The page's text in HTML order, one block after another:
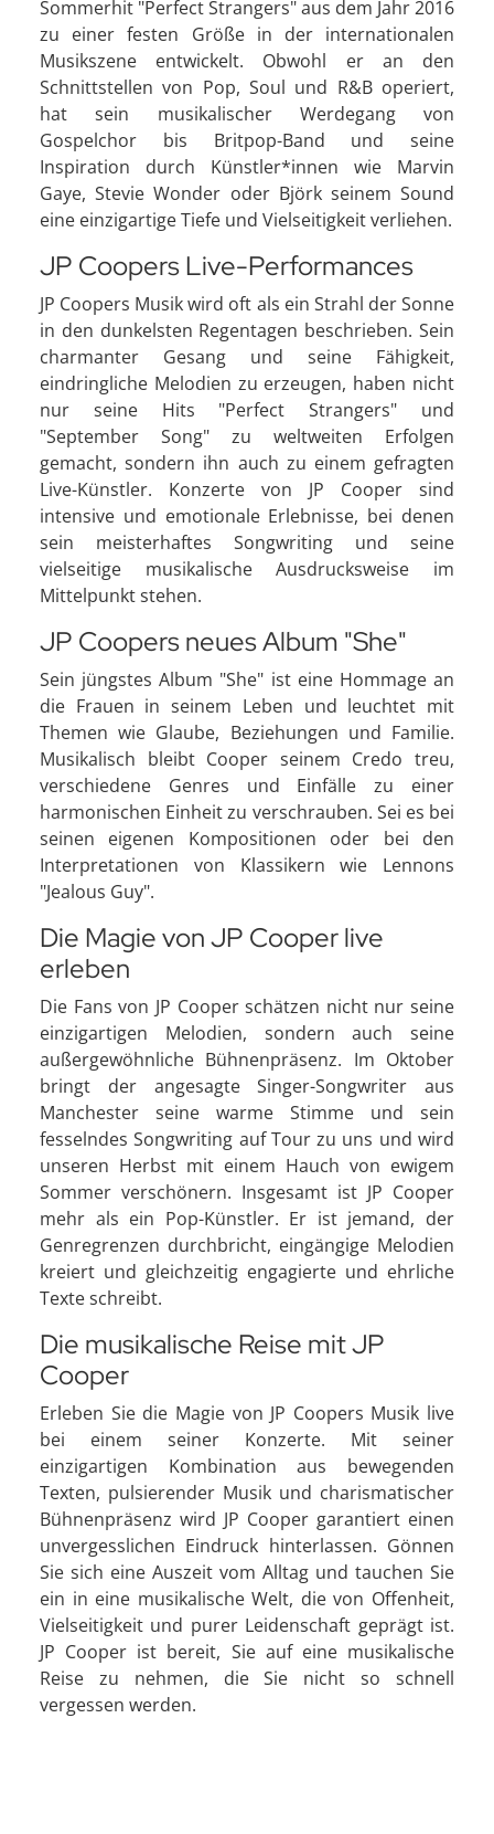
Sommerhit "Perfect Strangers" aus dem Jahr 2016
zu einer festen Größe in der internationalen
Musikszene entwickelt. Obwohl er an den
Schnittstellen von Pop, Soul und R&B operiert,
hat sein musikalischer Werdegang von
Gospelchor bis Britpop-Band und seine
Inspiration durch Künstler*innen wie Marvin
Gaye, Stevie Wonder oder Björk seinem Sound
eine einzigartige Tiefe und Vielseitigkeit verliehen.
JP Coopers Live-Performances
JP Coopers Musik wird oft als ein Strahl der Sonne
in den dunkelsten Regentagen beschrieben. Sein
charmanter Gesang und seine Fähigkeit,
eindringliche Melodien zu erzeugen, haben nicht
nur seine Hits "Perfect Strangers" und
"September Song" zu weltweiten Erfolgen
gemacht, sondern ihn auch zu einem gefragten
Live-Künstler. Konzerte von JP Cooper sind
intensive und emotionale Erlebnisse, bei denen
sein meisterhaftes Songwriting und seine
vielseitige musikalische Ausdrucksweise im
Mittelpunkt stehen.
JP Coopers neues Album "She"
Sein jüngstes Album "She" ist eine Hommage an
die Frauen in seinem Leben und leuchtet mit
Themen wie Glaube, Beziehungen und Familie.
Musikalisch bleibt Cooper seinem Credo treu,
verschiedene Genres und Einfälle zu einer
harmonischen Einheit zu verschrauben. Sei es bei
seinen eigenen Kompositionen oder bei den
Interpretationen von Klassikern wie Lennons
"Jealous Guy".
Die Magie von JP Cooper live
erleben
Die Fans von JP Cooper schätzen nicht nur seine
einzigartigen Melodien, sondern auch seine
außergewöhnliche Bühnenpräsenz. Im Oktober
bringt der angesagte Singer-Songwriter aus
Manchester seine warme Stimme und sein
fesselndes Songwriting auf Tour zu uns und wird
unseren Herbst mit einem Hauch von ewigem
Sommer verschönern. Insgesamt ist JP Cooper
mehr als ein Pop-Künstler. Er ist jemand, der
Genregrenzen durchbricht, eingängige Melodien
kreiert und gleichzeitig engagierte und ehrliche
Texte schreibt.
Die musikalische Reise mit JP
Cooper
Erleben Sie die Magie von JP Coopers Musik live
bei einem seiner Konzerte. Mit seiner
einzigartigen Kombination aus bewegenden
Texten, pulsierender Musik und charismatischer
Bühnenpräsenz wird JP Cooper garantiert einen
unvergesslichen Eindruck hinterlassen. Gönnen
Sie sich eine Auszeit vom Alltag und tauchen Sie
ein in eine musikalische Welt, die von Offenheit,
Vielseitigkeit und purer Leidenschaft geprägt ist.
JP Cooper ist bereit, Sie auf eine musikalische
Reise zu nehmen, die Sie nicht so schnell
vergessen werden.